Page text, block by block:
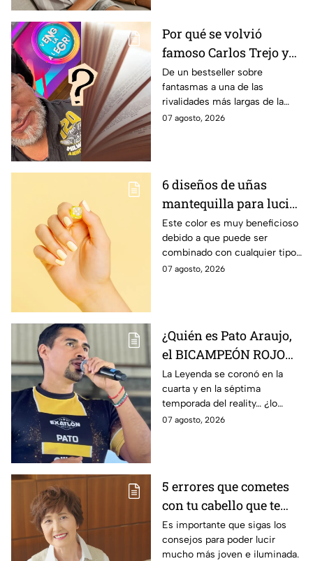
Por qué se volvió
famoso Carlos Trejo y
cómo nació el
problema de antaño
que tiene con Alfredo
Adame
De un bestseller sobre
fantasmas a una de las
rivalidades más largas de la
televisión mexicana
07 agosto, 2026
6 diseños de uñas
mantequilla para lucir
hermosa este verano
Este color es muy beneficioso
debido a que puede ser
combinado con cualquier tipo
de prenda.
07 agosto, 2026
¿Quién es Pato Araujo,
el BICAMPEÓN ROJO
que regresa en la
décima temporada de
Exatlón México?
La Leyenda se coronó en la
cuarta y en la séptima
temporada del reality… ¿lo
volverá a hacer?
07 agosto, 2026
5 errores que cometes
con tu cabello que te
hacen parecer mucho
mayor
Es importante que sigas los
consejos para poder lucir
mucho más joven e iluminada.